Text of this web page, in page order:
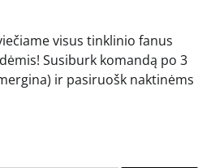
visus tinklinio fanus
Susiburk komandą po 3
ir pasiruošk naktinėms